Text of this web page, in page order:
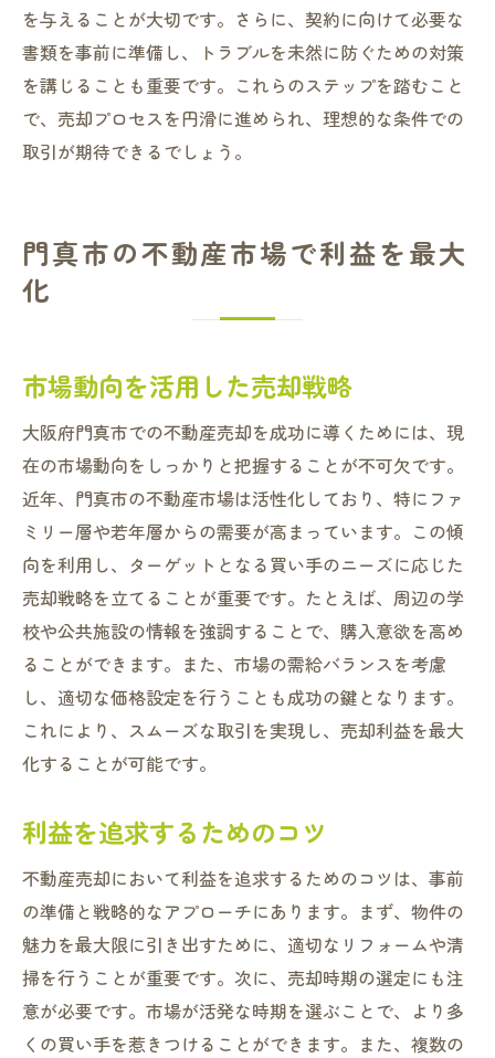
を与えることが大切です。さらに、契約に向けて必要な
書類を事前に準備し、トラブルを未然に防ぐための対策
を講じることも重要です。これらのステップを踏むこと
で、売却プロセスを円滑に進められ、理想的な条件での
取引が期待できるでしょう。
門真市の不動産市場で利益を最大
化
市場動向を活用した売却戦略
大阪府門真市での不動産売却を成功に導くためには、現
在の市場動向をしっかりと把握することが不可欠です。
近年、門真市の不動産市場は活性化しており、特にファ
ミリー層や若年層からの需要が高まっています。この傾
向を利用し、ターゲットとなる買い手のニーズに応じた
売却戦略を立てることが重要です。たとえば、周辺の学
校や公共施設の情報を強調することで、購入意欲を高め
ることができます。また、市場の需給バランスを考慮
し、適切な価格設定を行うことも成功の鍵となります。
これにより、スムーズな取引を実現し、売却利益を最大
化することが可能です。
利益を追求するためのコツ
不動産売却において利益を追求するためのコツは、事前
の準備と戦略的なアプローチにあります。まず、物件の
魅力を最大限に引き出すために、適切なリフォームや清
掃を行うことが重要です。次に、売却時期の選定にも注
意が必要です。市場が活発な時期を選ぶことで、より多
くの買い手を惹きつけることができます。また、複数の